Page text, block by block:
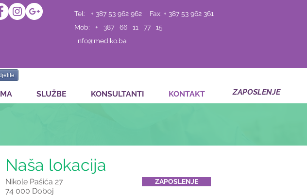
Tel: + 387 53 962 962 Fax: + 387 53 962 361
Mob: + 387 66 11 77 15
info@mediko.ba
SLUŽBE KONSULTANTI KONTAKT ZAPOSLENJE
Naša lokacija
Nikole Pašića 27
74 000 Doboj
ZAPOSLENJE